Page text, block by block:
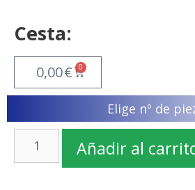
Cesta:
0,00€ 0
Elige nº de
Añadir al